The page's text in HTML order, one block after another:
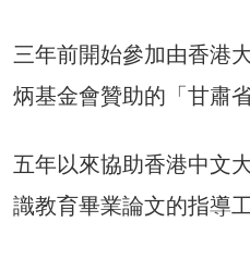
三年前開始參加由香港
炳基金會贊助的「甘肅
五年以來協助香港中文
識教育畢業論文的指導工